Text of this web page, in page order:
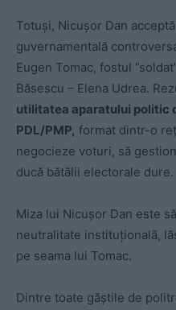
Totuși, Nicușor Dan
guvernamentală
Eugen Tomac, fostul
Băsescu – Elena Udrea.
utilitatea aparatului politic
PDL/PMP, format dintr-o
negocieze voturi, să
ducă bătălii electorale dure.
Miza lui Nicușor Dan este
neutralitate instituțională,
pe seama lui Tomac.
Dintre toate găștile de